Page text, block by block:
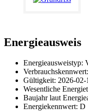
Energieausweis
Energieausweistyp:
Gültigkeit: 2026-02-
Wesentliche
Baujahrlaut
Energiekennwert: D